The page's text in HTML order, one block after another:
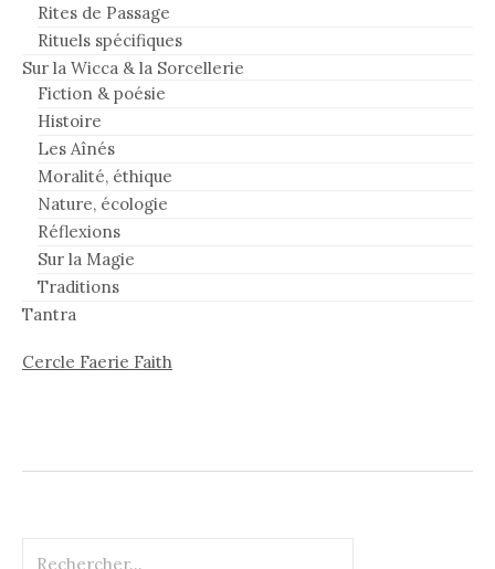
Rites de Passage
Rituels spécifiques
Sur la Wicca & la Sorcellerie
Fiction & poésie
Histoire
Les Aînés
Moralité, éthique
Nature, écologie
Réflexions
Sur la Magie
Traditions
Tantra
Cercle Faerie Faith